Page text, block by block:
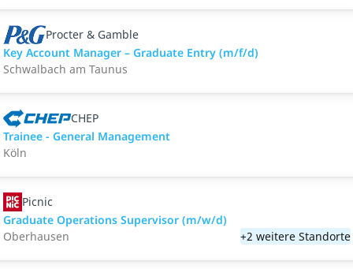
Procter & Gamble
Key Account Manager – Graduate Entry (m/f/d)
Schwalbach am Taunus
CHEP
Trainee - General Management
Köln
Picnic
Graduate Operations Supervisor (m/w/d)
Oberhausen
+2 weitere Standorte